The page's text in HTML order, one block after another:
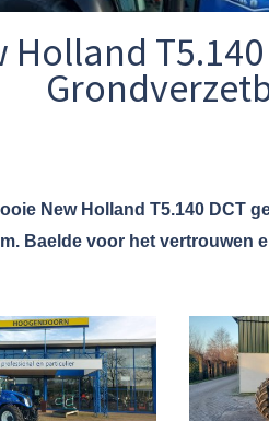
Holland
New Holland T5.140 DCT
Baelde voor het vertrouwen